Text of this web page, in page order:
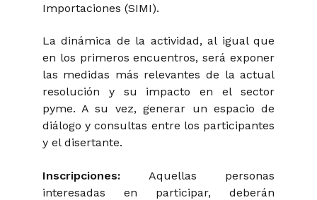
Importaciones (SIMI).
La dinámica de la actividad, al igual que
en los primeros encuentros, será exponer
las medidas más relevantes de la actual
resolución y su impacto en el sector
pyme. A su vez, generar un espacio de
diálogo y consultas entre los participantes
y el disertante.
Inscripciones:Aquellas personas
interesadas en participar, deberán